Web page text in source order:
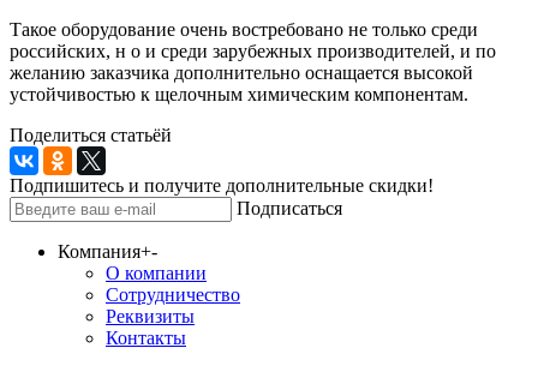
Такое оборудование очень востребовано не только среди
российских, н о и среди зарубежных производителей, и по
желанию заказчика дополнительно оснащается высокой
устойчивостью к щелочным химическим компонентам.
Поделиться статьёй
Подпишитесь и получите дополнительные скидки!
Подписаться
Компания+-
О компании
Сотрудничество
Реквизиты
Контакты